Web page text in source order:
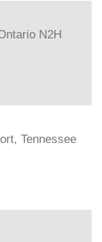
N2H
Tennessee